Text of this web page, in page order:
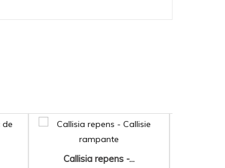
Lot de 6 Lantanas...